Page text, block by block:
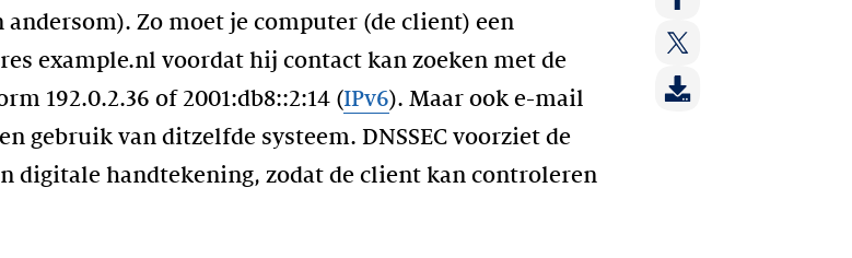
Zo moet je computer (de client) een
example.nl voordat hij contact kan zoeken met de
192.0.2.36 of 2001:db8::2:14 (IPv6). Maar ook e-mail
gebruik van ditzelfde systeem. DNSSEC voorziet de
digitale handtekening, zodat de client kan controleren
op:
LinkedIn
Deel
op:
Facebook
Deel
op: